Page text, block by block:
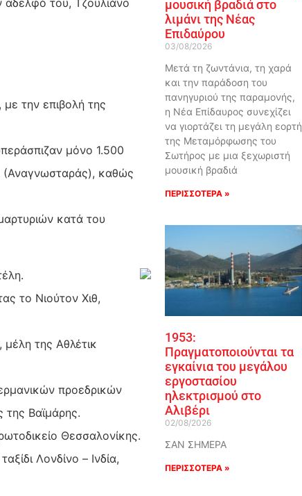
αδελφό του, Τζουλιάνο
την επιβολή της
μόνο 1.500
(Αναγνωσταράς), καθώς
κατά του
το Νιούτον Χιθ,
της Αθλέτικ
προεδρικών
Βαϊμάρης.
Θεσσαλονίκης.
Λονδίνο – Ινδία,
μουσική βραδιά στο
λιμάνι της Νέας
Επιδαύρου
03/08/2026
Μετά τη ζωντάνια, τη χαρά
και την παράδοση του
πανηγυριού της παραμονής,
η Νέα Επίδαυρος συνεχίζει
να γιορτάζει τη μεγάλη εορτή
της Μεταμόρφωσης του
Σωτήρος με μια ξεχωριστή
μουσική βραδιά
ΠΕΡΙΣΣΟΤΕΡΑ »
1953:
Πραγματοποιούνται τα
εγκαίνια του μεγάλου
εργοστασίου
ηλεκτρισμού στο
Αλιβέρι
02/08/2026
ΣΑΝ ΣΗΜΕΡΑ
ΠΕΡΙΣΣΟΤΕΡΑ »